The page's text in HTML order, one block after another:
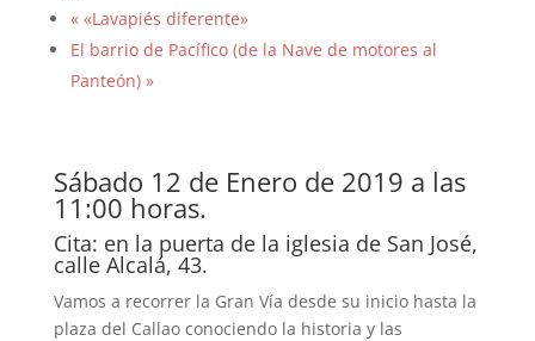
««Lavapiés diferente»
El barrio de Pacífico (de la Nave de motores al
Panteón) »
Sábado 12 de Enero de 2019 a las
11:00 horas.
Cita: en la puerta de la iglesia de San José,
calle Alcalá, 43.
Vamos a recorrer la Gran Vía desde su inicio hasta la
plaza del Callao conociendo la historia y las